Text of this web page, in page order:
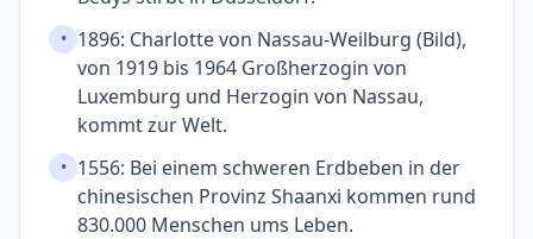
• 1896: Charlotte von Nassau-Weilburg (Bild),
von 1919 bis 1964 Großherzogin von
Luxemburg und Herzogin von Nassau,
kommt zur Welt.
• 1556: Bei einem schweren Erd­beben in der
chinesi­schen Provinz Shaanxi kommen rund
830.000 Men­schen ums Leben.